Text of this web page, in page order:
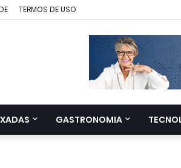
TERMOS DE USO
GASTRONOMIA